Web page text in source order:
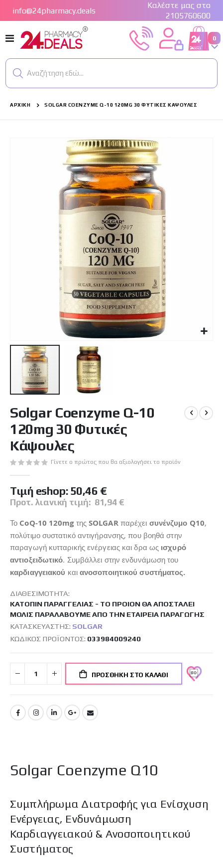
info@24pharmacy.deals
Καλέστε μας στο
2105760600
Εναλλαγή
Πλοήγησης
Cart
0
Αναζήτηση εδώ...
ΑΡΧΙΚΉ SOLGAR COENZYME Q-10 120MG 30 ΦΥΤΙΚΈΣ ΚΆΨΟΥΛΕΣ
στην
της
συλλογής
εικόνων
Solgar Coenzyme Q-10
120mg 30 Φυτικές
Κάψουλες
Γίνετε ο πρώτος που θα αξιολογήσει το προϊόν
Tιμή eshop:50,46 €
Προτ. λιανική τιμή: 81,94 €
Το CoQ-10 120mg της SOLGARπαρέχει συνένζυμο Q10,
πολύτιμο συστατικό αντιγήρανσης, που βοηθά στην
παραγωγή κυτταρικής ενέργειας και δρα ως ισχυρό
αντιοξειδωτικό. Συμβάλλει στην ενδυνάμωση του
καρδιαγγειακού και ανοσοποιητικού συστήματος.
ΔΙΑΘΕΣΙΜΌΤΗΤΑ:
ΚΑΤΌΠΙΝ ΠΑΡΑΓΓΕΛΊΑΣ - ΤΟ ΠΡΟΙΌΝ ΘΑ ΑΠΟΣΤΑΛΕΊ
ΜΌΛΙΣ ΠΑΡΑΛΆΒΟΥΜΕ ΑΠΌ ΤΗΝ ΕΤΑΙΡΕΊΑ ΠΑΡΑΓΩΓΉΣ
ΚΑΤΑΣΚΕΥΑΣΤΉΣ: SOLGAR
ΚΩΔΙΚΌΣ ΠΡΟΪΌΝΤΟΣ 033984009240
ΠΡΟΣΘΉΚΗ ΣΤΟ ΚΑΛΆΘΙ
Solgar Coenzyme Q10
Συμπλήρωμα Διατροφής για Ενίσχυση
Ενέργειας, Ενδυνάμωση
Καρδιαγγειακού & Ανοσοποιητικού
Συστήματος